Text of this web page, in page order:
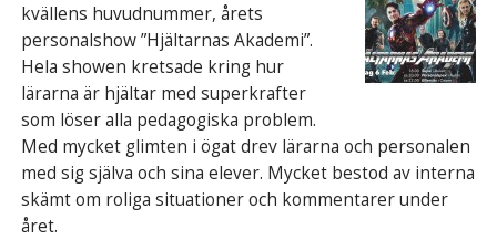
kvällens huvudnummer, årets
personalshow ”Hjältarnas Akademi”.
Hela showen kretsade kring hur
lärarna är hjältar med superkrafter
som löser alla pedagogiska problem.
Med mycket glimten i ögat drev lärarna och personalen
med sig själva och sina elever. Mycket bestod av interna
skämt om roliga situationer och kommentarer under
året.